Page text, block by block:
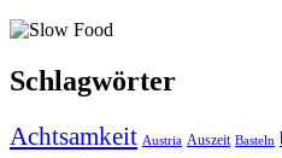
Schlagwörter
Achtsamkeit Austria Auszeit Basteln